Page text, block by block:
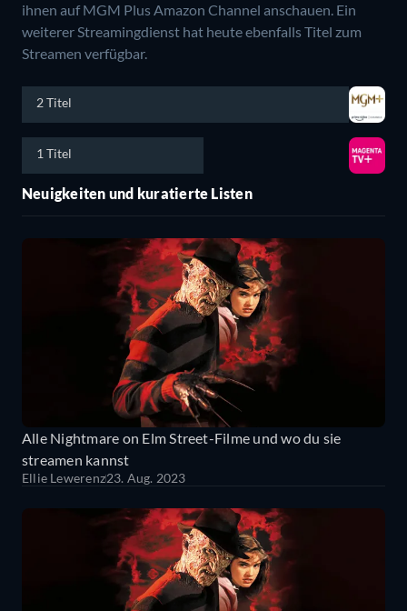
ihnen auf MGM Plus Amazon Channel anschauen. Ein
weiterer Streamingdienst hat heute ebenfalls Titel zum
Streamen verfügbar.
2 Titel
1 Titel
Neuigkeiten und kuratierte Listen
Alle Nightmare on Elm Street-Filme und wo du sie
streamen kannst
Ellie Lewerenz23. Aug. 2023